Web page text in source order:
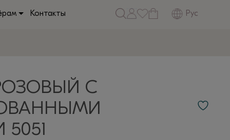
Контакты Рус
С